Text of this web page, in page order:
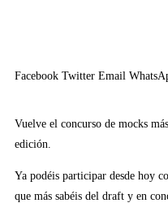
Facebook Twitter Email
Vuelve el concurso de mocks
edición.
Ya podéis participar desde hoy
que más sabéis del draft y en